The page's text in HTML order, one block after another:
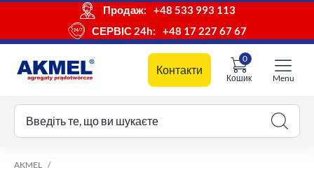
Продаж:
+48 533 993 113
СЕРВІС 24h:
+48 17 227 67 67
Контакти
Кошик
0
кошик
Menu
Введіть те, що ви шукаєте
AKMEL